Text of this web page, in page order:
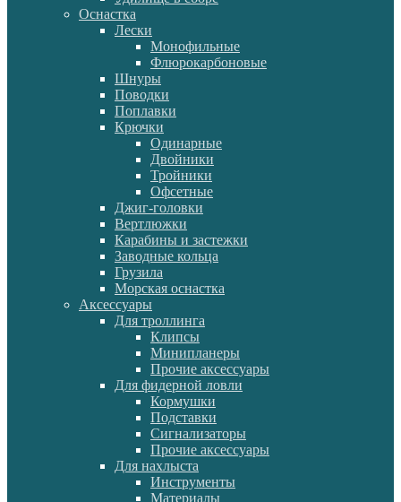
Оснастка
Лески
Монофильные
Флюрокарбоновые
Шнуры
Поводки
Поплавки
Крючки
Одинарные
Двойники
Тройники
Офсетные
Джиг-головки
Вертлюжки
Карабины и застежки
Заводные кольца
Грузила
Морская оснастка
Аксессуары
Для троллинга
Клипсы
Минипланеры
Прочие аксессуары
Для фидерной ловли
Кормушки
Подставки
Сигнализаторы
Прочие аксессуары
Для нахлыста
Инструменты
Материалы